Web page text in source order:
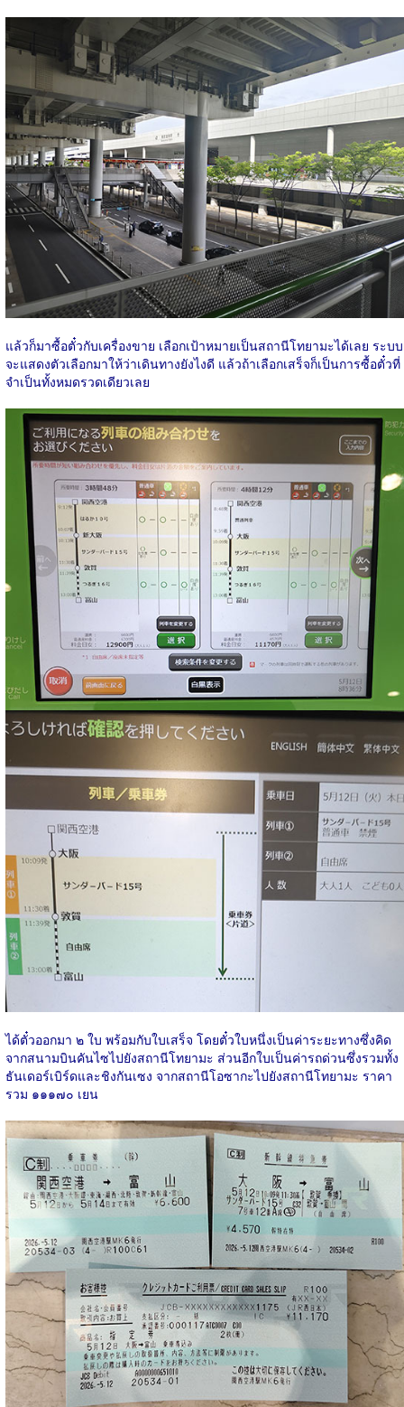
แล้วก็มาซื้อตั๋วกับเครื่องขาย เลือกเป้าหมายเป็นสถานีโทยามะได้เลย ระบบ
จะแสดงตัวเลือกมาให้ว่าเดินทางยังไงดี แล้วถ้าเลือกเสร็จก็เป็นการซื้อตั๋วที่
จำเป็นทั้งหมดรวดเดียวเลย
ได้ตั๋วออกมา ๒ ใบ พร้อมกับใบเสร็จ โดยตั๋วใบหนึ่งเป็นค่าระยะทางซึ่งคิด
จากสนามบินคันไซไปยังสถานีโทยามะ ส่วนอีกใบเป็นค่ารถด่วนซึ่งรวมทั้ง
ธันเดอร์เบิร์ดและชิงกันเซง จากสถานีโอซากะไปยังสถานีโทยามะ ราคา
รวม ๑๑๑๗๐ เยน